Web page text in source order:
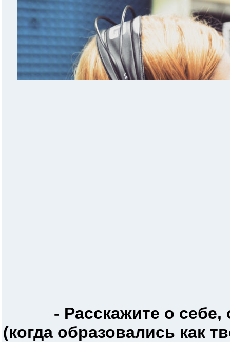
- Расскажите о
(когда образовались как